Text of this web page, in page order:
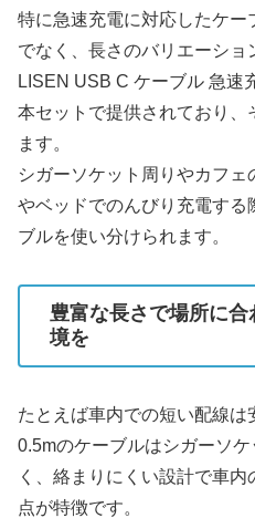
特に急速充電に対応したケ
でなく、長さのバリエーショ
LISEN USB C ケーブル 急速
本セットで提供されており、
ます。
シガーソケット周りやカフ
やベッドでのんびり充電す
ブルを使い分けられます。
豊富な長さで場所に
境を
たとえば車内での短い配線は
0.5mのケーブルはシガーソ
く、絡まりにくい設計で車
点が特徴です。